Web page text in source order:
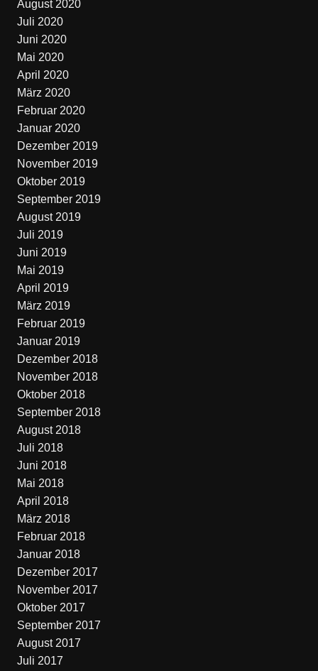
August 2020
Juli 2020
Juni 2020
Mai 2020
April 2020
März 2020
Februar 2020
Januar 2020
Dezember 2019
November 2019
Oktober 2019
September 2019
August 2019
Juli 2019
Juni 2019
Mai 2019
April 2019
März 2019
Februar 2019
Januar 2019
Dezember 2018
November 2018
Oktober 2018
September 2018
August 2018
Juli 2018
Juni 2018
Mai 2018
April 2018
März 2018
Februar 2018
Januar 2018
Dezember 2017
November 2017
Oktober 2017
September 2017
August 2017
Juli 2017